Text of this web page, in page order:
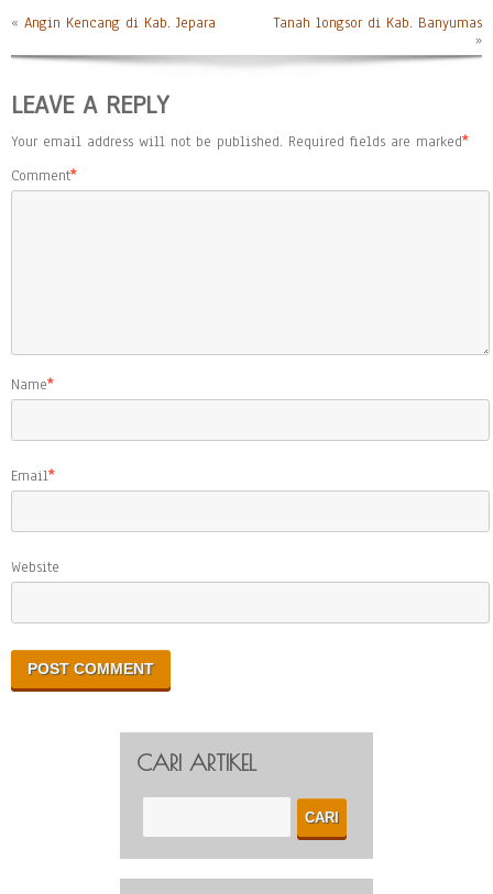
« Angin Kencang di Kab. Jepara
Tanah longsor di Kab. Banyumas
»
LEAVE A REPLY
Your email address will not be published. Required fields are marked*
Comment*
Name*
Email*
Website
CARI ARTIKEL